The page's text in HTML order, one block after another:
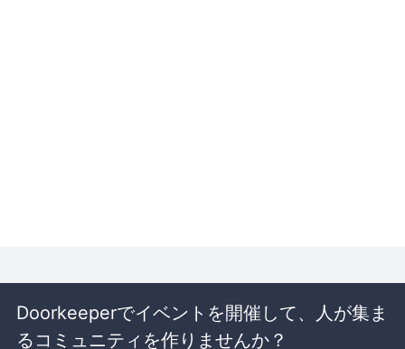
Doorkeeperでイベントを開催して、人が集ま
るコミュニティを作りませんか？